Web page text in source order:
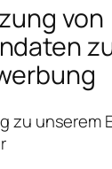
von
zu unserem